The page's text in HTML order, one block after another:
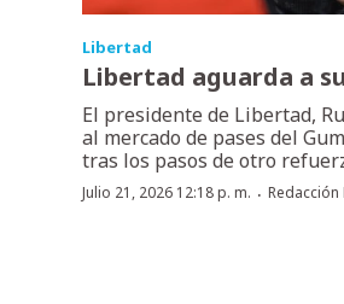
Libertad
Libertad aguarda a
El presidente de Libertad,
al mercado de pases del
tras los pasos de otro
Julio 21, 2026 12:18 p. m. · Redacción